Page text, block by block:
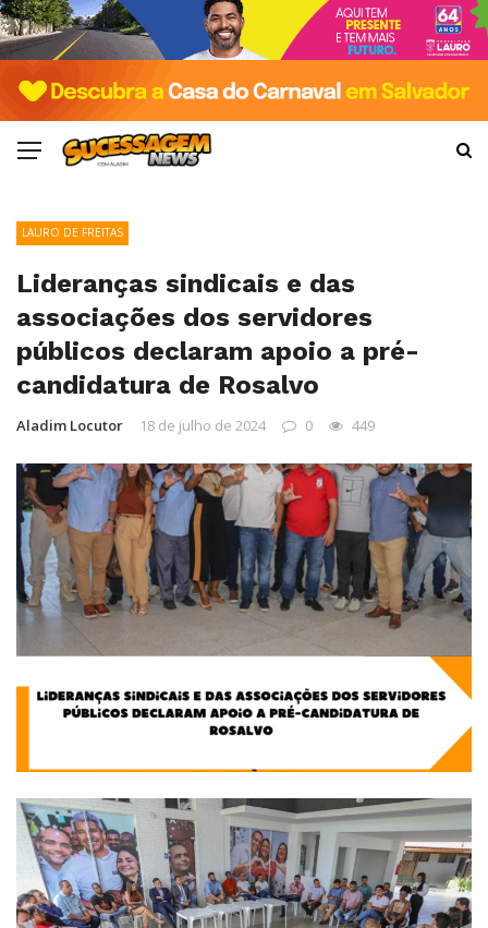
LAURO DE FREITAS
Lideranças sindicais e das
associações dos servidores
públicos declaram apoio a pré-
candidatura de Rosalvo
Aladim Locutor 18 de julho de 2024 0 449